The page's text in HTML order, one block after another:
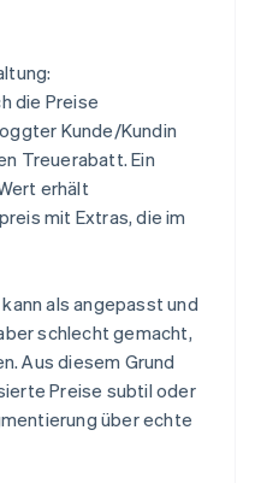
die Preise
Kunde/Kundin
Treuerabatt. Ein
erhält
mit Extras, die im
als angepasst und
schlecht gemacht,
Aus diesem Grund
Preise subtil oder
über echte